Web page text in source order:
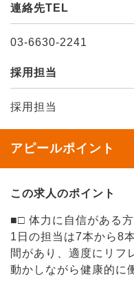
連絡先TEL
03-6630-2241
採用担当
採用担当
アピールポイント
この求人のポイント
■□ 体力に自信がある
1日の担当は7本から8
間があり、適度にリフ
動かしながら健康的に